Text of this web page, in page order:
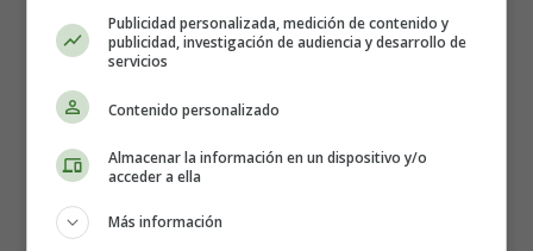
durante el embarazo
Publicidad personalizada, medición de contenido y
publicidad, investigación de audiencia y desarrollo de
servicios
Contenido personalizado
Almacenar la información en un dispositivo y/o
acceder a ella
Más información